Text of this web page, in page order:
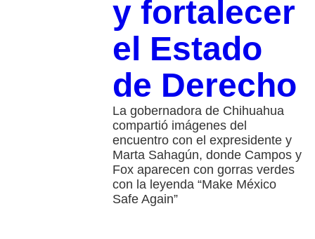
y fortalecer
el Estado
de Derecho
La gobernadora de Chihuahua
compartió imágenes del
encuentro con el expresidente y
Marta Sahagún, donde Campos y
Fox aparecen con gorras verdes
con la leyenda “Make México
Safe Again”